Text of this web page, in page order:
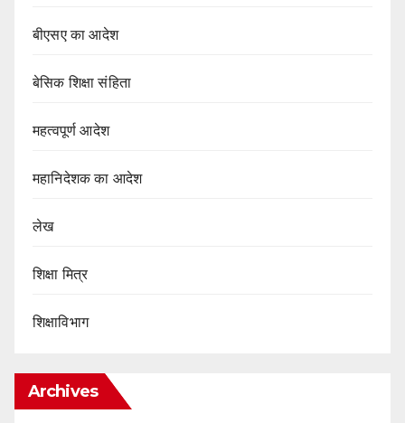
बीएसए का आदेश
बेसिक शिक्षा संहिता
महत्वपूर्ण आदेश
महानिदेशक का आदेश
लेख
शिक्षा मित्र
शिक्षाविभाग
Archives